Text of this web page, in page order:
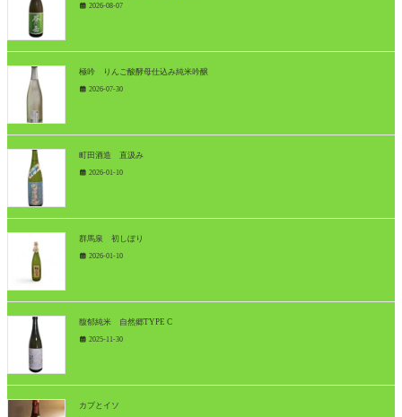
2026-08-07
極吟 りんご酸酵母仕込み純米吟醸
2026-07-30
町田酒造 直汲み
2026-01-10
群馬泉 初しぼり
2026-01-10
馥郁純米 自然郷TYPE C
2025-11-30
カプとイソ